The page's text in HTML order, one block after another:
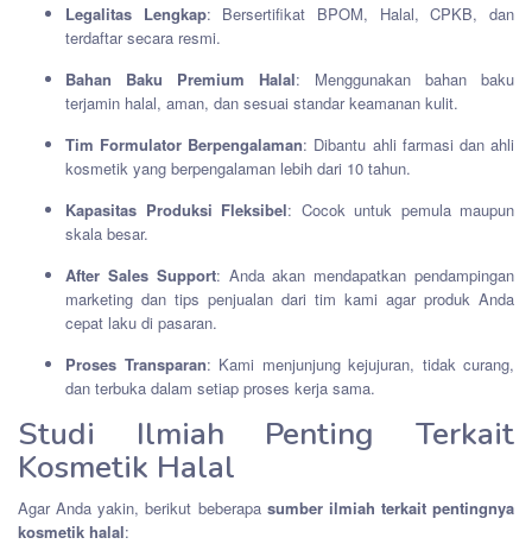
Legalitas Lengkap: Bersertifikat BPOM, Halal, CPKB, dan
terdaftar secara resmi.
Bahan Baku Premium Halal: Menggunakan bahan baku
terjamin halal, aman, dan sesuai standar keamanan kulit.
Tim Formulator Berpengalaman: Dibantu ahli farmasi dan ahli
kosmetik yang berpengalaman lebih dari 10 tahun.
Kapasitas Produksi Fleksibel: Cocok untuk pemula maupun
skala besar.
After Sales Support: Anda akan mendapatkan pendampingan
marketing dan tips penjualan dari tim kami agar produk Anda
cepat laku di pasaran.
Proses Transparan: Kami menjunjung kejujuran, tidak curang,
dan terbuka dalam setiap proses kerja sama.
Studi Ilmiah Penting Terkait
Kosmetik Halal
Agar Anda yakin, berikut beberapa sumber ilmiah terkait pentingnya
kosmetik halal: